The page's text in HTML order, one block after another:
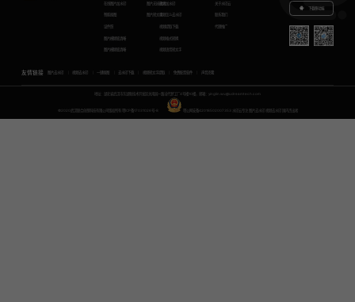
在线图片加水印
智能抠图
证件照
图片模糊变清晰
图片模糊变清晰
图片无损放大
图片转文字
视频加水印
视频怎么去水印
视频提取下载
视频格式转换
视频语音转文字
关于水印云
联系我们
代理推广
下载移动端
友情链接 图片去水印 视频去水印 一键抠图 去水印下载 视频转文字提取 免费配音软件 声音克隆
地址：湖北省武汉市东湖新技术开发区关南园一路当代梦工厂4号楼10楼，邮箱：yinglin.wu@udreamtech.com
©2020武汉联合创想科技有限公司版权所有 鄂ICP备17031026号-8 鄂公网安备42018502007353 水印云专注 图片去水印 视频去水印 国内杰出者